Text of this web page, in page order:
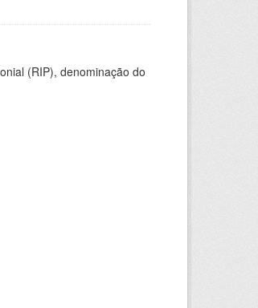
(RIP), denominação do